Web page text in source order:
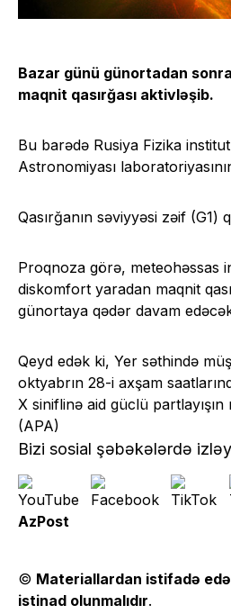
Bazar günü günortadan
maqnit qasırğası aktivləşib.
Bu barədə Rusiya Fizika
Astronomiyası
Qasırğanın səviyyəsi zəif (G1)
Proqnoza görə, meteohəssas
diskomfort yaradan maqnit
günortaya qədər davam
Qeyd edək ki, Yer səthində
oktyabrın 28-i axşam
X siniflinə aid güclü
(APA)
Bizi sosial şəbəkələrdə
AzPost
© Materiallardan istifadə
istinad olunmalıdır.